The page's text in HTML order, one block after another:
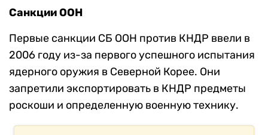
Санкции ООН
Первые санкции СБ ООН против КНДР ввели в
2006 году из-за первого успешного испытания
ядерного оружия в Северной Корее. Они
запретили экспортировать в КНДР предметы
роскоши и определенную военную технику.